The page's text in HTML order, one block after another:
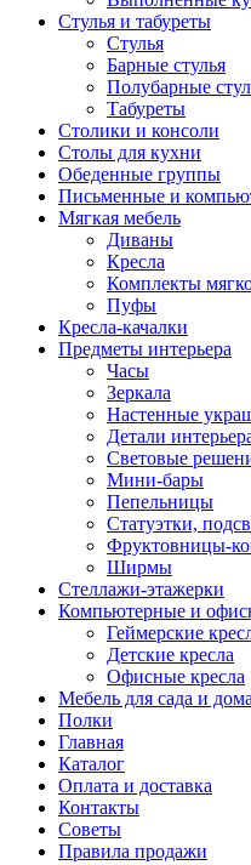
Стулья и табуреты
Стулья
Барные стулья
Полубарные
Табуреты
Столики и консоли
Столы для кухни
Обеденные группы
Письменные и
Мягкая мебель
Диваны
Кресла
Комплекты
Пуфы
Кресла-качалки
Предметы интерьера
Часы
Зеркала
Настенные
Детали
Световые
Мини-бары
Пепельницы
Статуэтки,
Фруктовницы-
Ширмы
Стеллажи-этажерки
Компьютерные и
Геймерские
Детские кресла
Офисные кресла
Мебель для сада и дома
Полки
Главная
Каталог
Оплата и доставка
Контакты
Советы
Правила продажи